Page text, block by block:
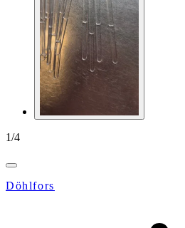
1/4
Döhlfors